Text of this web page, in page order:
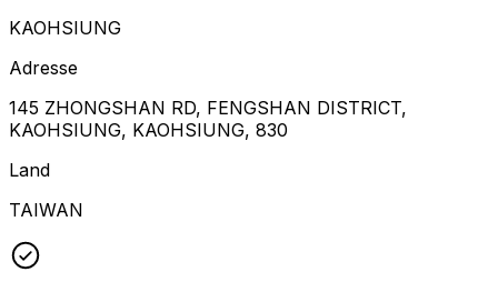
KAOHSIUNG
Adresse
145 ZHONGSHAN RD, FENGSHAN DISTRICT,
KAOHSIUNG, KAOHSIUNG, 830
Land
TAIWAN